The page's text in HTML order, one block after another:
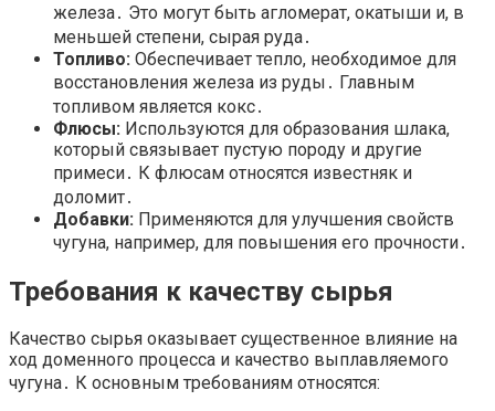
железа․ Это могут быть агломерат, окатыши и, в
меньшей степени, сырая руда․
Топливо: Обеспечивает тепло, необходимое для
восстановления железа из руды․ Главным
топливом является кокс․
Флюсы: Используются для образования шлака,
который связывает пустую породу и другие
примеси․ К флюсам относятся известняк и
доломит․
Добавки: Применяются для улучшения свойств
чугуна, например, для повышения его прочности․
Требования к качеству сырья
Качество сырья оказывает существенное влияние на
ход доменного процесса и качество выплавляемого
чугуна․ К основным требованиям относятся: